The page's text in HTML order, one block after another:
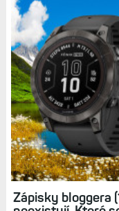
Zápisky bloggera
hodinek
s tlačítky